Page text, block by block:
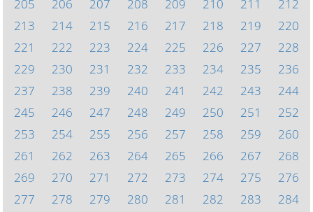
205 206 207 208 209 210 211
212
213
214 215 216 217 218 219
220
221
222 223 224 225 226 227
228
229
230 231 232 233 234 235
236
237
238 239 240 241 242 243
244
245
246 247 248 249 250 251
252
253
254 255 256 257 258 259
260
261
262 263 264 265 266 267
268
269
270 271 272 273 274 275
276
277
278 279 280 281 282 283
284